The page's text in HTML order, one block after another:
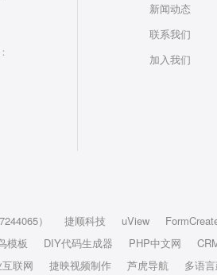
新闻动态
联系我们
加入我们
） 捷顺科技 uView
模板 DIY代码生成器 PHP中文网
联网 捷映视频制作 芦虎导航 多语